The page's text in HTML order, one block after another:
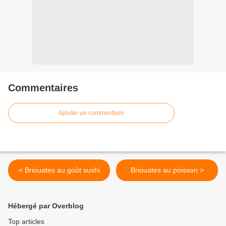
Commentaires
Ajouter un commentaire
< Briouates au goût sushi Briouates au poisson >
Hébergé par Overblog
Top articles